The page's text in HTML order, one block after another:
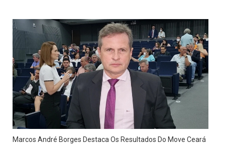
Marcos André Borges Destaca Os Resultados Do Move Ceará